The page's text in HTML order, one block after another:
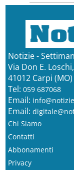
Notizie -
Via Don E.
41012 Carpi (MO)
Tel: 059 687068
Email:
Email:
Chi Siamo
Contatti
Abbonamenti
Privacy